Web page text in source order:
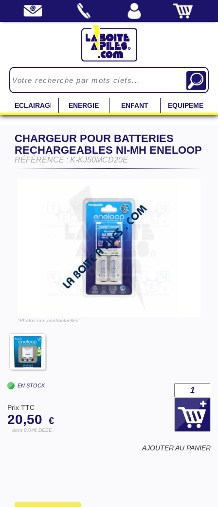
ECLAIRAGE ENERGIE ENFANT EQUIPEMENT
CHARGEUR POUR BATTERIES
RECHARGEABLES NI-MH ENELOOP
RÉFÉRENCE : K-KJ50MCD20E
"Photos non contractuelles"
EN STOCK
Prix TTC
20,50 €
dont 0.04€ DEEE
AJOUTER AU PANIER